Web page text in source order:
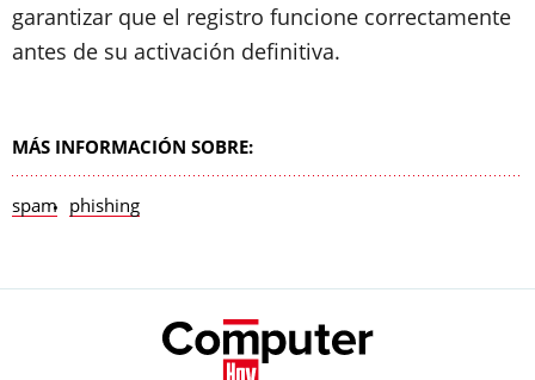
garantizar que el registro funcione correctamente
antes de su activación definitiva.
MÁS INFORMACIÓN SOBRE:
spam phishing